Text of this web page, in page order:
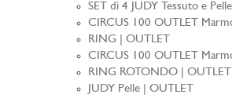
SET di 4 JUDY Tessuto e
CIRCUS 100 OUTLET
RING | OUTLET
CIRCUS 100 OUTLET
RING ROTONDO | OUTLET
JUDY Pelle | OUTLET